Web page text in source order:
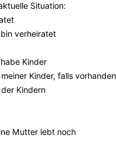
Situation:
verheiratet
Kinder
Kinder, falls
Kindern
Mutter lebt noch